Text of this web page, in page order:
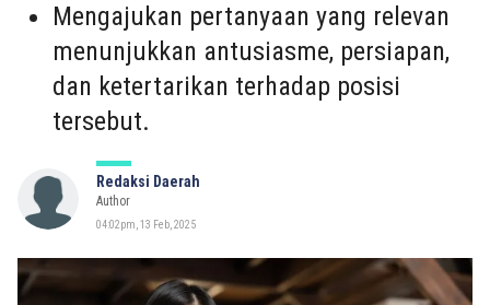
Mengajukan pertanyaan yang relevan
menunjukkan antusiasme, persiapan,
dan ketertarikan terhadap posisi
tersebut.
Redaksi Daerah
Author
04:02pm, 13 Feb, 2025